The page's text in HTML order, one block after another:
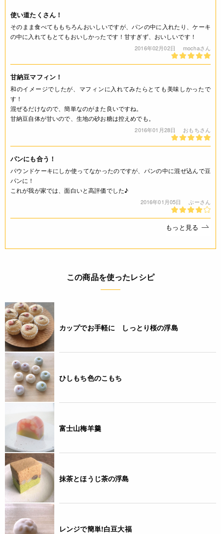
アレルギー
なし(特定原材料8品目)
* 本品加工所では、小麦・乳成分・卵・そば・落花生・えび・
かに・くるみを含む食品も扱っています。(特定原材料8品目
中)(200g)
栄養成分表示
(100g当たり) エネルギー 282kcal たんぱく質 6.3g 脂質 0.7g
炭水化物 62.6g 食塩相当量 0.0g *この表示値は、目安です。
注意事項
* 脱酸素剤を取り除いてからご使用下さい。
◆商品の在庫・販売状況について◆
・諸事情により、予告なく販売終了になる場合がございます。
・当サイトに掲載されている商品は、ご購入可能な状態にあっ
4932503506252
使い道たくさん！
そのまま食べてももちろんおいしいですが、パンの中に入れたり、ケーキ
の中に入れてもとてもおいしかったです！甘すぎず、おいしいです！
2016年02月02日 mochaさん
甘納豆マフィン！
和のイメージでしたが、マフィンに入れてみたらとても美味しかったで
す！
混ぜるだけなので、簡単なのがまた良いですね。
甘納豆自体が甘いので、生地の砂お糖は控えめでも。
2016年01月28日 おもちさん
パンにも合う！
パウンドケーキにしか使ってなかったのですが、パンの中に混ぜ込んで豆
パンに！
これが我が家では、面白いと高評価でした♪
2016年01月05日 ぷーさん
もっと見る
この商品を使ったレシピ
カップでお手軽に しっとり桜の浮島
ひしもち色のこもち
富士山梅羊羹
抹茶とほうじ茶の浮島
レンジで簡単!白豆大福